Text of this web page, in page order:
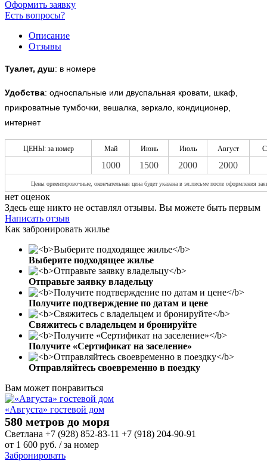
Оформить заявку
Есть вопросы?
Описание
Отзывы
Туалет, душ: в номере
Удобства: односпальные или двуспальная кровати, шкаф,
прикроватные тумбочки, вешалка, зеркало, кондиционер,
интернет
ЦЕНЫ: за номер Май Июнь Июль Август
1000 1500 2000 2000
Цены ориентировочные, окончательная цена будет указана в эл.письме после оформления
нет оценок
Здесь еще никто не оставлял отзывы. Вы можете быть первым
Написать отзыв
Как забронировать жилье
Выберите подходящее жилье
Отправьте заявку владельцу
Получите подтверждение по датам и цене
Свяжитесь с владельцем и бронируйте
Получите «Сертификат на заселение»
Отправляйтесь своевременно в поездку
Вам может понравиться
«Августа» гостевой дом
580 метров до моря
Светлана +7 (928) 852-83-11 +7 (918) 204-90-91
от 1 600 руб. / за номер
Забронировать